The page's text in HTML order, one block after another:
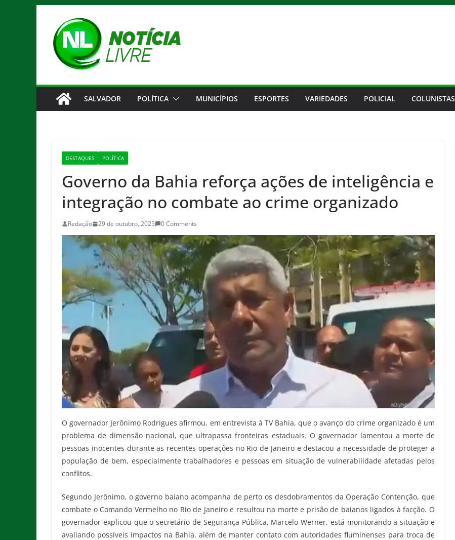
conteúdo
SALVADOR POLÍTICA MUNICÍPIOS ESPORTES VARIEDADES POLICIAL COLUNISTAS
DESTAQUES POLÍTICA
Governo da Bahia reforça ações de inteligência e
integração no combate ao crime organizado
Redação 29 de outubro, 2025 0 Comments
O governador Jerônimo Rodrigues afirmou, em entrevista à TV Bahia, que o avanço do crime organizado é um
problema de dimensão nacional, que ultrapassa fronteiras estaduais. O governador lamentou a morte de
pessoas inocentes durante as recentes operações no Rio de Janeiro e destacou a necessidade de proteger a
população de bem, especialmente trabalhadores e pessoas em situação de vulnerabilidade afetadas pelos
conflitos.
Segundo Jerônimo, o governo baiano acompanha de perto os desdobramentos da Operação Contenção, que
combate o Comando Vermelho no Rio de Janeiro e resultou na morte e prisão de baianos ligados à facção. O
governador explicou que o secretário de Segurança Pública, Marcelo Werner, está monitorando a situação e
avaliando possíveis impactos na Bahia, além de manter contato com autoridades fluminenses para troca de